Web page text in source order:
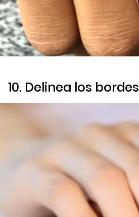
10. Delinea los bordes